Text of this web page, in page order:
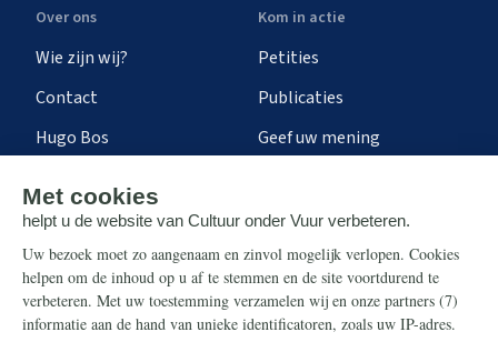
Over ons
Wie zijn wij?
Contact
Hugo Bos
Kom in actie
Petities
Publicaties
Geef uw mening
Steun ons
Nieuwsbrief
Eenmalig
Info
Contact
Ontvang onze Telegram-